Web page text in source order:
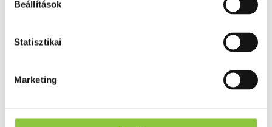
Beállítások
Statisztikai
Marketing